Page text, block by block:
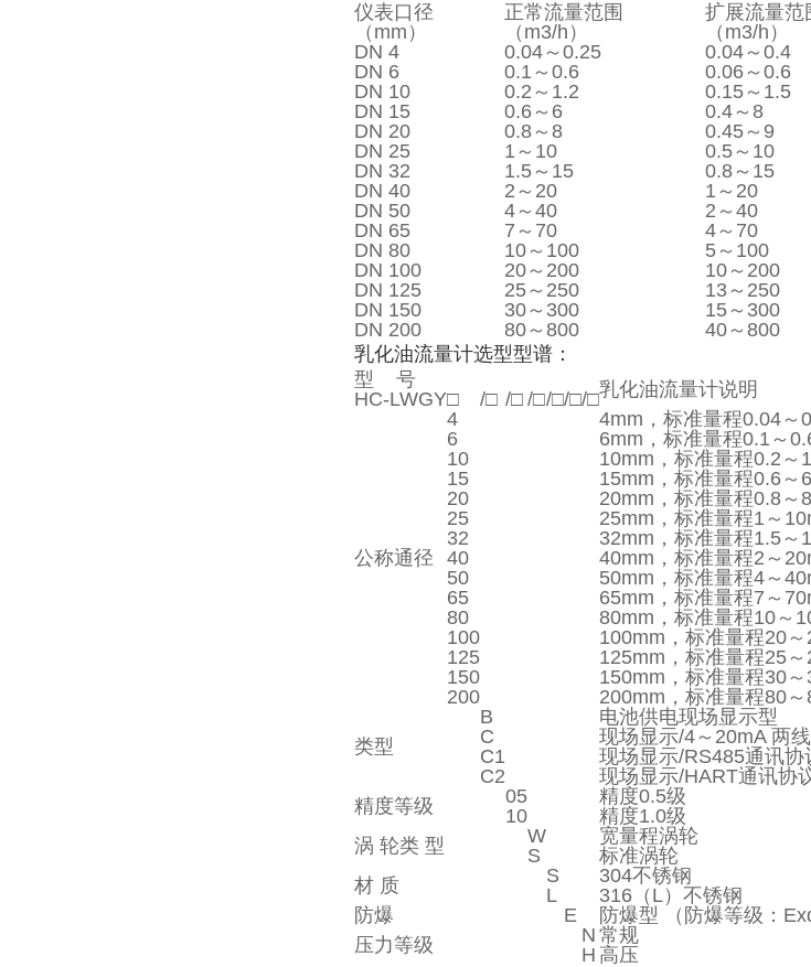
仪表口径
（mm）
正常流量范围
（m3/h）
扩展流量范
（m3/h）
DN 4
0.04～0.25 0.04～0.4
DN 6
0.1～0.6 0.06～0.6
DN 10
0.2～1.2 0.15～1.5
DN 15
0.6～6 0.4～8
DN 20
0.8～8 0.45～9
DN 25
1～10 0.5～10
DN 32
1.5～15 0.8～15
DN 40
2～20 1～20
DN 50
4～40 2～40
DN 65
7～70 4～70
DN 80
10～100 5～100
DN 100
20～200 10～200
DN 125
25～250 13～250
DN 150
30～300 15～300
DN 200
80～800 40～800
乳化油流量计选型型谱：
型 号
乳化油流量计说明
HC-LWGY□ /□ /□ /□/□/□/□
公称通径
4
4mm，标准量程0.04～
6
6mm，标准量程0.1～
10
10mm，标准量程0.2～
15
15mm，标准量程0.6～
20
20mm，标准量程0.8～
25
25mm，标准量程1～
32
32mm，标准量程1.5～
40
40mm，标准量程2～
50
50mm，标准量程4～
65
65mm，标准量程7～
80
80mm，标准量程10～
100
100mm，标准量程20
125
125mm，标准量程25
150
150mm，标准量程30
200
200mm，标准量程80
类型
B
电池供电现场显示型
C
现场显示/4～20mA 两
C1
现场显示/RS485通讯协
C2
现场显示/HART通讯协
精度等级
05
精度0.5级
10
精度1.0级
涡 轮类 型
W
宽量程涡轮
S
标准涡轮
材 质
S
304不锈钢
L
316（L）不锈钢
防爆
E
防爆型 （防爆等级：
压力等级
N 常规
H 高压